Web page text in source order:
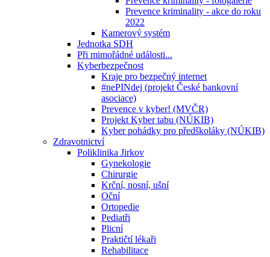
Prevence kriminality - akce do roku
2022
Kamerový systém
Jednotka SDH
Při mimořádné události...
Kyberbezpečnost
Kraje pro bezpečný internet
#nePINdej (projekt České bankovní
asociace)
Prevence v kyber! (MVČR)
Projekt Kyber tabu (NÚKIB)
Kyber pohádky pro předškoláky (NÚKIB)
Zdravotnictví
Poliklinika Jirkov
Gynekologie
Chirurgie
Krční, nosní, ušní
Oční
Ortopedie
Pediatři
Plicní
Praktičtí lékaři
Rehabilitace